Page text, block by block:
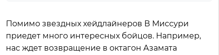
Помимо звездных хейдлайнеров В Миссури
приедет много интересных бойцов. Например,
нас ждет возвращение в октагон Азамата